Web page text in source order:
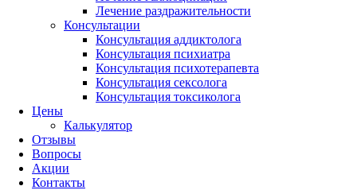
Лечение раздражительности
Консультации
Консультация аддиктолога
Консультация психиатра
Консультация психотерапевта
Консультация сексолога
Консультация токсиколога
Цены
Калькулятор
Отзывы
Вопросы
Акции
Контакты